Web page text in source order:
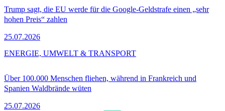
Trump sagt, die EU werde für die Google-Geldstrafe einen „sehr
hohen Preis“ zahlen
25.07.2026
Über 100.000 Menschen fliehen, während in Frankreich und
Spanien Waldbrände wüten
25.07.2026
ENERGIE, UMWELT & TRANSPORT